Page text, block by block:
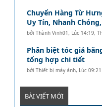
Chuyển Hàng Từ
Uy Tín, Nhanh
bởi Thành Vinh01, Lúc 14:19,
Phân biệt tóc giả
tổng hợp chi tiết
bởi Thiết bị máy ảnh, Lúc
BÀI VIẾT MỚI